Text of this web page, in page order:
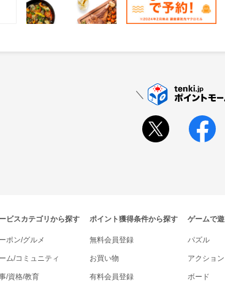
・
獲得条件：店舗への来店
獲得条件：サービス予約・
申込
ーション
ビスカテゴリから探す
ポン/グルメ
ム/コミュニティ
/資格/教育
ポイント獲得条件から探す
無料会員登録
お買い物
有料会員登録
ゲームで
パズル
アクション
ボード